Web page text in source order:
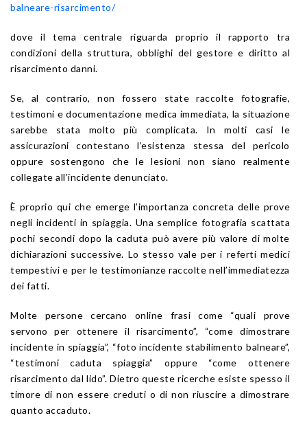
balneare-risarcimento/
dove il tema centrale riguarda proprio il rapporto tra
condizioni della struttura, obblighi del gestore e diritto al
risarcimento danni.
Se, al contrario, non fossero state raccolte fotografie,
testimoni e documentazione medica immediata, la situazione
sarebbe stata molto più complicata. In molti casi le
assicurazioni contestano l’esistenza stessa del pericolo
oppure sostengono che le lesioni non siano realmente
collegate all’incidente denunciato.
È proprio qui che emerge l’importanza concreta delle prove
negli incidenti in spiaggia. Una semplice fotografia scattata
pochi secondi dopo la caduta può avere più valore di molte
dichiarazioni successive. Lo stesso vale per i referti medici
tempestivi e per le testimonianze raccolte nell’immediatezza
dei fatti.
Molte persone cercano online frasi come “quali prove
servono per ottenere il risarcimento”, “come dimostrare
incidente in spiaggia”, “foto incidente stabilimento balneare”,
“testimoni caduta spiaggia” oppure “come ottenere
risarcimento dal lido”. Dietro queste ricerche esiste spesso il
timore di non essere creduti o di non riuscire a dimostrare
quanto accaduto.